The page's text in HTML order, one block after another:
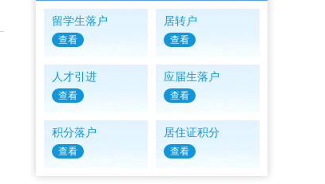
留学生落户
查看
居转户
查看
人才引进
查看
应届生落户
查看
积分落户
查看
居住证积分
查看